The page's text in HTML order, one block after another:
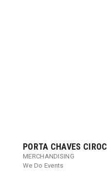
PORTA CHAVES CIROC
MERCHANDISING
We Do Events